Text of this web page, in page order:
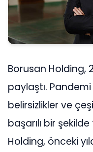
Borusan Holding,
paylaştı.
belirsizlikler ve
başarılı bir
Holding, önceki